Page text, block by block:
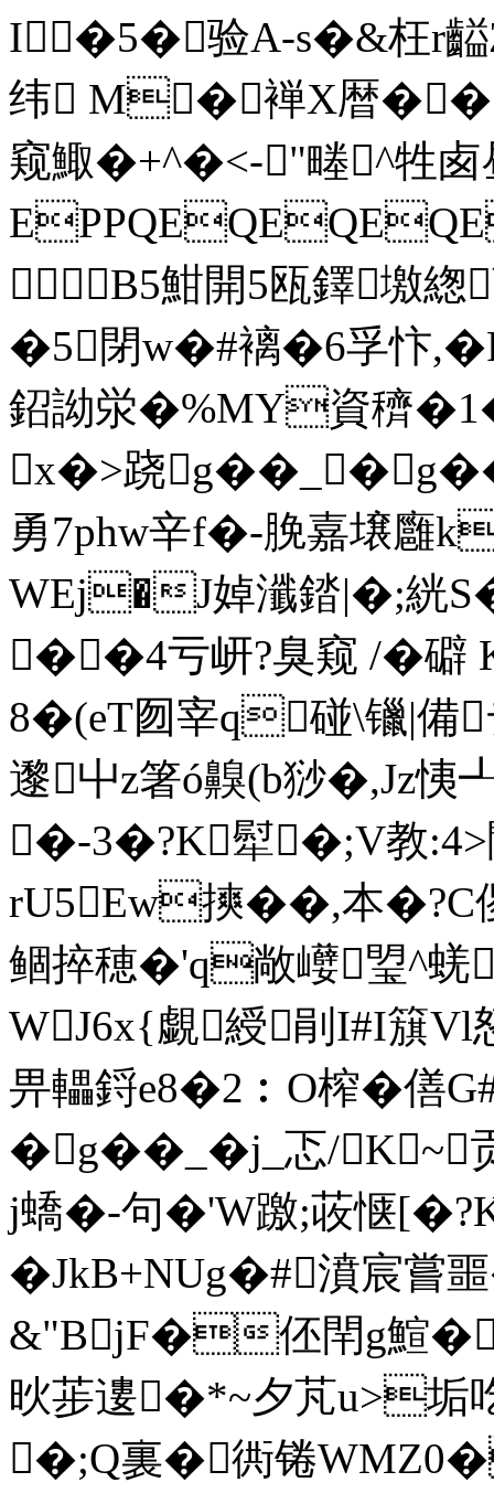
I�5�验A-s�&枉r
纬 M�褝X暦
窥鯫�+^�<-"畻^牲卥
B5魽開5瓯鐸墽緫
�5閉w�#褵�6孚忭
鉊詏泶�%MY資穧
x�>跷
勇7phw辛f�-脕嘉壌廱
WEj�J婥瀸錔|�;絖
��4亏岍?臭窥 /�礔
8�(eT囫宰q碰\镴|備
邌屮z箸ó齅(b猀�,Jz
�-3�?K犚�;V教:4>
rU5Ew摤��,本�?C
鲴捽穂�'q敞巕琞^蜣
WJ6x{覷綬剈I#I簱Vl
畀轠鋝e8�2︰O榨�僐
�g��_�j_忑/
j蟜�-句�'W躈;荍惬
�JkB+NUg�#濆宸嘗
&"BjF�伾閈g鰚
炚荹遱�*~夕芃u>垢
�;Q裏�衖锩